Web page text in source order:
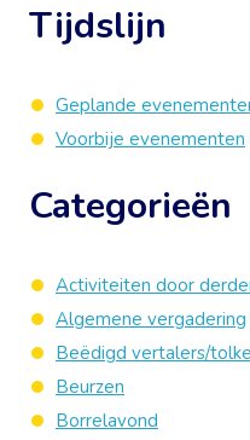
Tijdslijn
Geplande
Voorbije evenementen
Categorieën
Activiteiten door
Algemene vergadering
Beëdigd vertalers/
Beurzen
Borrelavond